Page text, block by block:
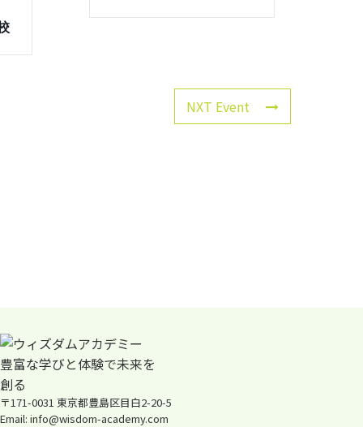
NXT Event
〒171-0031 東京都豊島区目白2-20-5
Email: info@wisdom-academy.com